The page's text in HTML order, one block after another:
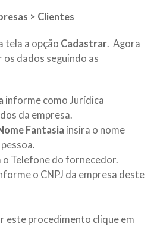
> Clientes
tela a opção Cadastrar. Agora
dados seguindo as
informe como Jurídica
da empresa.
Fantasia insira o nome
o Telefone do fornecedor.
o CNPJ da empresa deste
este procedimento clique em